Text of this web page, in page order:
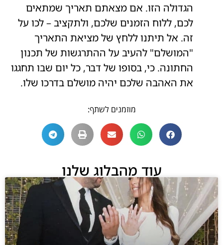
הגדולה הזו. אם מצאתם תאריך שמתאים
לכם, ללוח הזמנים שלכם, ולתקציב – לכו על
זה. אל תיתנו ללחץ של מציאת התאריך
"המושלם" להעיב על ההתרגשות של תכנון
החתונה. כי, בסופו של דבר, כל יום שבו תחגגו
את האהבה שלכם יהיה מושלם בדרכו שלו.
מוזמנים לשתף:
עוד מהבלוג שלנו